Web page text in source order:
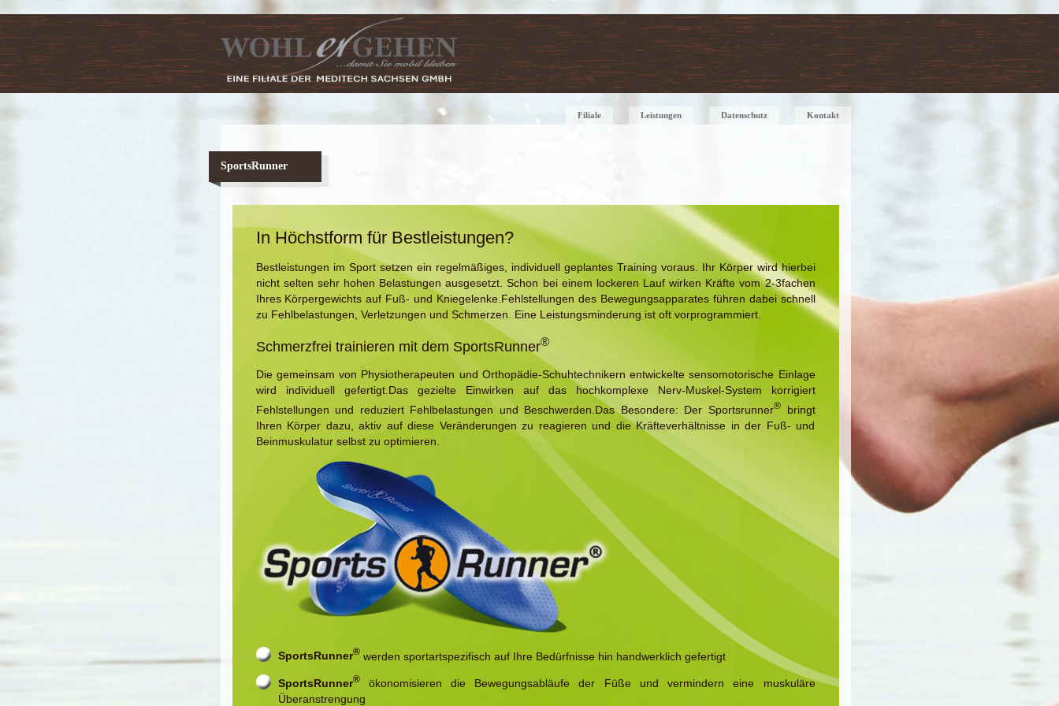
Kontakt
Datenschutz
Leistungen
Filiale
SportsRunner
In Höchstform für Bestleistungen?
Bestleistungen im Sport setzen ein regelmäßiges, individuell geplantes Training voraus. Ihr Körper wird hierbei
nicht selten sehr hohen Belastungen ausgesetzt. Schon bei einem lockeren Lauf wirken Kräfte vom 2-3fachen
Ihres Körpergewichts auf Fuß- und Kniegelenke.Fehlstellungen des Bewegungsapparates führen dabei schnell
zu Fehlbelastungen, Verletzungen und Schmerzen. Eine Leistungsminderung ist oft vorprogrammiert.
Schmerzfrei trainieren mit dem SportsRunner®
Die gemeinsam von Physiotherapeuten und Orthopädie-Schuhtechnikern entwickelte sensomotorische Einlage
wird individuell gefertigt.Das gezielte Einwirken auf das hochkomplexe Nerv-Muskel-System korrigiert
Fehlstellungen und reduziert Fehlbelastungen und Beschwerden.Das Besondere: Der Sportsrunner®bringt
Ihren Körper dazu, aktiv auf diese Veränderungen zu reagieren und die Kräfteverhältnisse in der Fuß- und
Beinmuskulatur selbst zu optimieren.
SportsRunner®werden sportartspezifisch auf Ihre Bedürfnisse hin handwerklich gefertigt
SportsRunner®ökonomisieren die Bewegungsabläufe der Füße und vermindern eine muskuläre
Überanstrengung